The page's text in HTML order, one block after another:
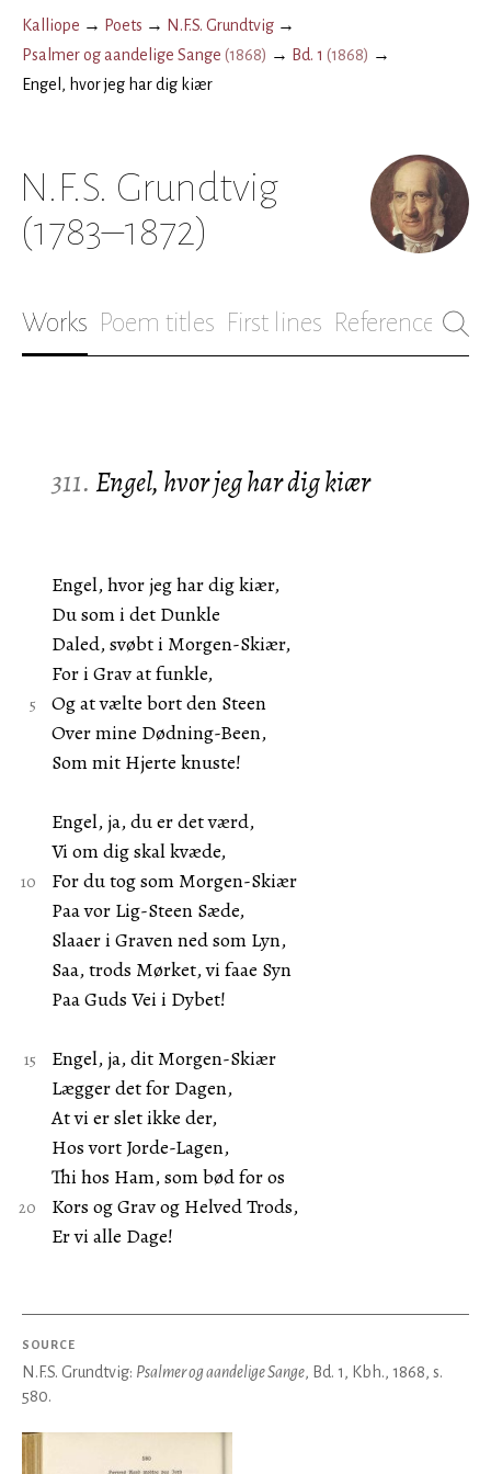
Kalliope → Poets → N.F.S. Grundtvig →
Psalmer og aandelige Sange (1868) → Bd. 1 (1868) →
Engel, hvor jeg har dig kiær
N.F.S. Grundtvig
(1783–1872)
Works Poem titles First lines References
311. Engel, hvor jeg har dig kiær
Engel, hvor jeg har dig kiær,
Du som i det Dunkle
Daled, svøbt i Morgen-Skiær,
For i Grav at funkle,
Og at vælte bort den Steen
Over mine Dødning-Been,
Som mit Hjerte knuste!
Engel, ja, du er det værd,
Vi om dig skal kvæde,
For du tog som Morgen-Skiær
Paa vor Lig-Steen Sæde,
Slaaer i Graven ned som Lyn,
Saa, trods Mørket, vi faae Syn
Paa Guds Vei i Dybet!
Engel, ja, dit Morgen-Skiær
Lægger det for Dagen,
At vi er slet ikke der,
Hos vort Jorde-Lagen,
Thi hos Ham, som bød for os
Kors og Grav og Helved Trods,
Er vi alle Dage!
SOURCE
N.F.S. Grundtvig: Psalmer og aandelige Sange, Bd. 1, Kbh., 1868, s.
580.